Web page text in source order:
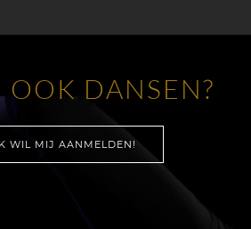
DANSEN?
WIL MIJ AANMELDEN!